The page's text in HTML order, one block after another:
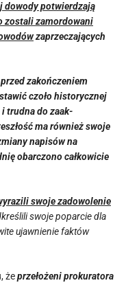
dowody potwierdzają
zostali zamordowani
zaprzeczających
zakończeniem
czoło historycznej
i trudna do zaak­
ma również swoje
napisów na
obarczono całkowicie
swoje zadowolenie
swoje poparcie dla
ujaw­nienie faktów
żeprzełożeni prokuratora